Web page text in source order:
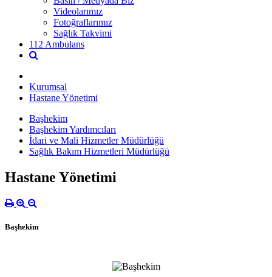
Videolarımız
Fotoğraflarımız
Sağlık Takvimi
112 Ambulans
Kurumsal
Hastane Yönetimi
Başhekim
Başhekim Yardımcıları
İdari ve Mali Hizmetler Müdürlüğü
Sağlık Bakım Hizmetleri Müdürlüğü
Hastane Yönetimi
Başhekim